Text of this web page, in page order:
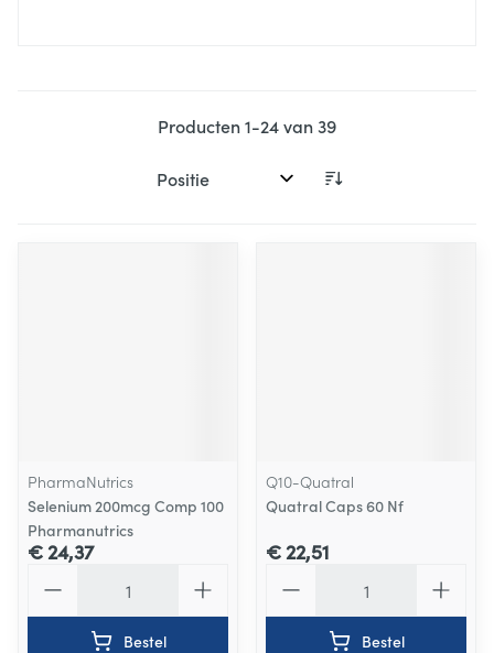
Producten1-24van39
Sorteer op:
PharmaNutrics
Selenium 200mcg Comp 100
Pharmanutrics
€ 24,37
Bestel
Q10-Quatral
Quatral Caps 60 Nf
€ 22,51
Bestel